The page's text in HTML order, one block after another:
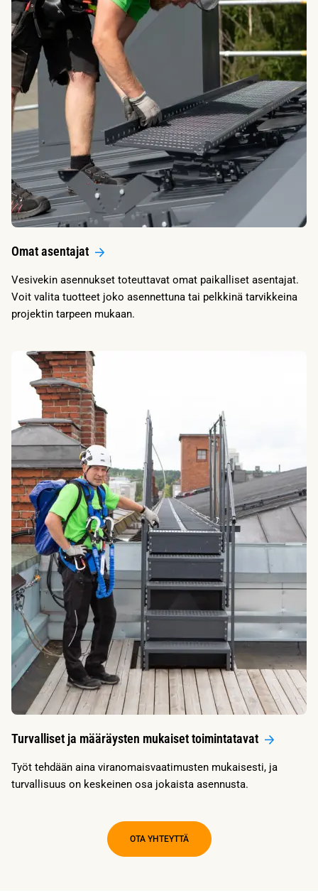
Omat asentajat
Vesivekin asennukset toteuttavat omat paikalliset asentajat.
Voit valita tuotteet joko asennettuna tai pelkkinä tarvikkeina
projektin tarpeen mukaan.
Turvalliset ja määräysten mukaiset toimintatavat
Työt tehdään aina viranomaisvaatimusten mukaisesti, ja
turvallisuus on keskeinen osa jokaista asennusta.
OTA YHTEYTTÄ